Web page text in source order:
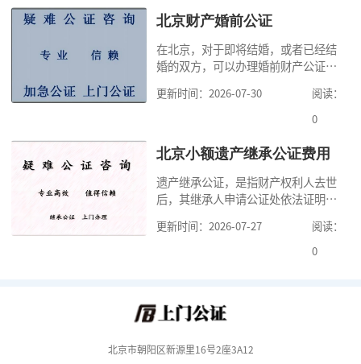
家，办理公证的时候除了需要按照公
道北京公证需要什么材料,北京公证需
要多少钱？北京公
北京财产婚前公证
在北京，对于即将结婚，或者已经结
婚的双方，可以办理婚前财产公证，
式，可以避免个人财产引发的纠纷，
但是，在北京办理婚前财产公证，除
料外，公证咨询告诉大家，我们有必
京婚前财产公证机构？了解这些不仅
有利于我们根
更新时间：2026-07-30
阅读：
0
北京小额遗产继承公证费用
遗产继承公证，是指财产权利人去世
后，其继承人申请公证处依法证明继
的证明活动。通过公证，继承人可以
拿着享有继承权的公证书办理遗产过
费。我们在办理继承公证的时候，需
更新时间：2026-07-27
阅读：
0
北京市朝阳区新源里16号2座3A12